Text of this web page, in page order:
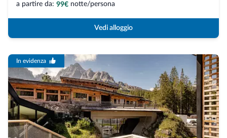
a partire da: 99€ notte/persona
Vedi alloggio
In evidenza